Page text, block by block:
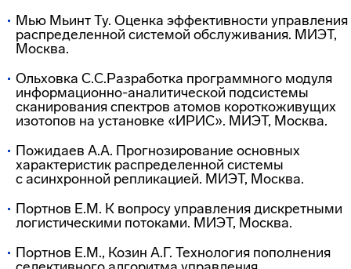
Мью Мьинт Ту. Оценка эффективности управления
распределенной системой обслуживания. МИЭТ,
Москва.
Ольховка С.С.Разработка программного модуля
информационно-аналитической подсистемы
сканирования спектров атомов короткоживущих
изотопов на установке «ИРИС». МИЭТ, Москва.
Пожидаев А.А. Прогнозирование основных
характеристик распределенной системы
с асинхронной репликацией. МИЭТ, Москва.
Портнов Е.М. К вопросу управления дискретными
логистическими потоками. МИЭТ, Москва.
Портнов Е.М., Козин А.Г. Технология пополнения